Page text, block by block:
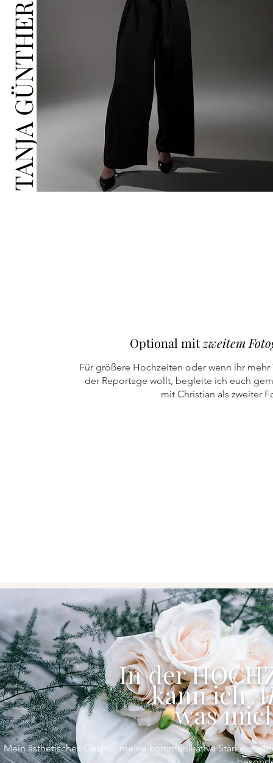
TANJA GÜNTHER
Optional mitzweitem
Für größere Hochzeiten oder wenn ihr mehr
der Reportage wollt, begleite ich euch
mit Christian als zweiter
In der
kann ich
was
Mein ästhetisches Gespür, meine kommunikative Stärke,